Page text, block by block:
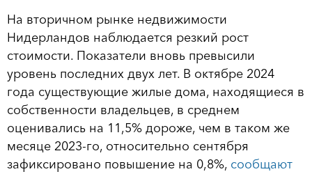
На вторичном рынке недвижимости
Нидерландов наблюдается резкий рост
стоимости. Показатели вновь превысили
уровень последних двух лет. В октябре 2024
года существующие жилые дома, находящиеся в
собственности владельцев, в среднем
оценивались на 11,5% дороже, чем в таком же
месяце 2023-го, относительно сентября
зафиксировано повышение на 0,8%, сообщают